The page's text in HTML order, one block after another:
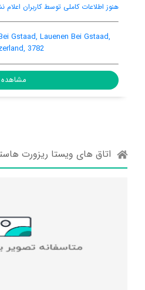
بار اینترنت
Bei Gstaad,
اتاق های ویستا ریزورت